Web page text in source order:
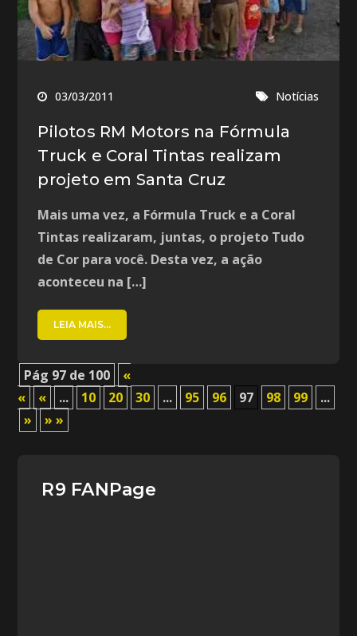
03/03/2011 Notícias
Pilotos RM Motors na Fórmula
Truck e Coral Tintas realizam
projeto em Santa Cruz
Mais uma vez, a Fórmula Truck e a Coral
Tintas realizaram, juntas, o projeto Tudo
de Cor para você. Desta vez, a ação
aconteceu na […]
LEIA MAIS...
Pág 97 de 100
«
«
« ... 10 20 30 ... 95 96 97 98 99
...
»
» »
R9 FANPage